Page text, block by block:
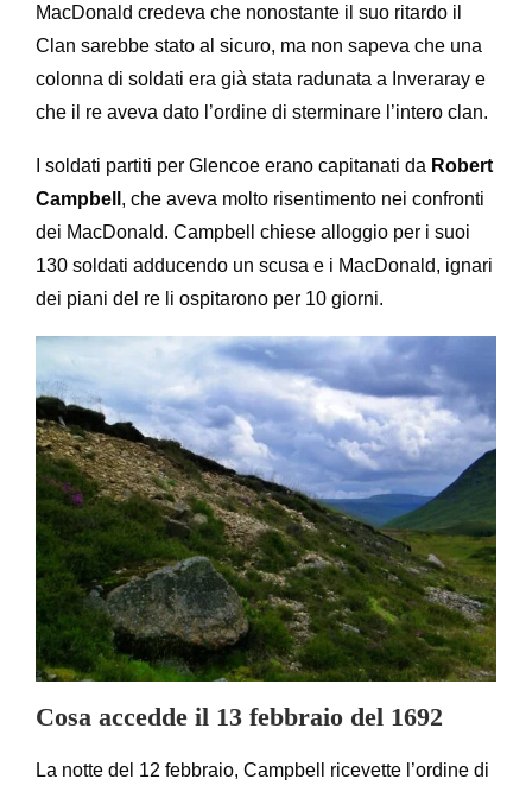
MacDonald credeva che nonostante il suo ritardo il
Clan sarebbe stato al sicuro, ma non sapeva che una
colonna di soldati era già stata radunata a Inveraray e
che il re aveva dato l’ordine di sterminare l’intero clan.
I soldati partiti per Glencoe erano capitanati da Robert
Campbell , che aveva molto risentimento nei confronti
dei MacDonald. Campbell chiese alloggio per i suoi
130 soldati adducendo un scusa e i MacDonald, ignari
dei piani del re li ospitarono per 10 giorni.
Cosa accedde il 13 febbraio del 1692
La notte del 12 febbraio, Campbell ricevette l’ordine di